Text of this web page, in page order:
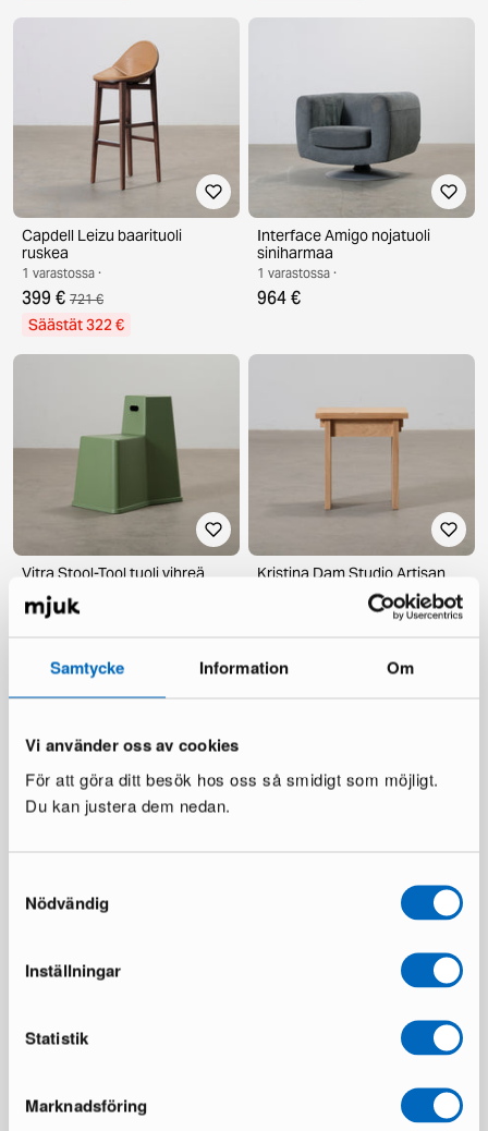
Samtycke Information Om
Vi använder oss av cookies
För att göra ditt besök hos oss så smidigt som möjligt.
Du kan justera dem nedan.
Nödvändig
Inställningar
Statistik
Marknadsföring
Capdell Leizu baarituoli
ruskea
1 varastossa ·
399 € 721 €
Säästät 322 €
Interface Amigo nojatuoli
siniharmaa
1 varastossa ·
964 €
Vitra Stool-Tool tuoli vihreä
1 varastossa ·
149 € 320 €
Säästät 171 €
Kristina Dam Studio Artisan
189 € 335 €
Säästät 146 €
Kartell Hocker S jakkara
Säästät 273 €
Witka Wood P’U jakkara